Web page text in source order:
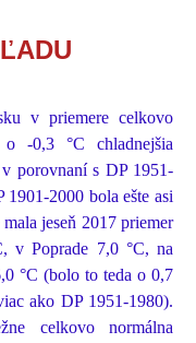
v priemere celkovo
o -0,3 °C chladnejšia
porovnaní s DP 1951-
2000 bola ešte asi
jeseň 2017 priemer
v Poprade 7,0 °C, na
°C (bolo to teda o 0,7
ako DP 1951-1980).
celkovo normálna